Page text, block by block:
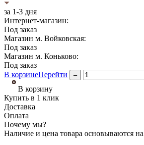
за 1-3 дня
Интернет-магазин:
Под заказ
Магазин м. Войковская:
Под заказ
Магазин м. Коньково:
Под заказ
В корзинеПерейти –
В корзину
Купить в 1 клик
Доставка
Оплата
Почему мы?
Наличие и цена товара основываются